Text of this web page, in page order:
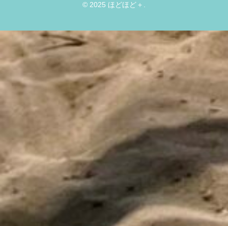
© 2025 ほどほど＋.